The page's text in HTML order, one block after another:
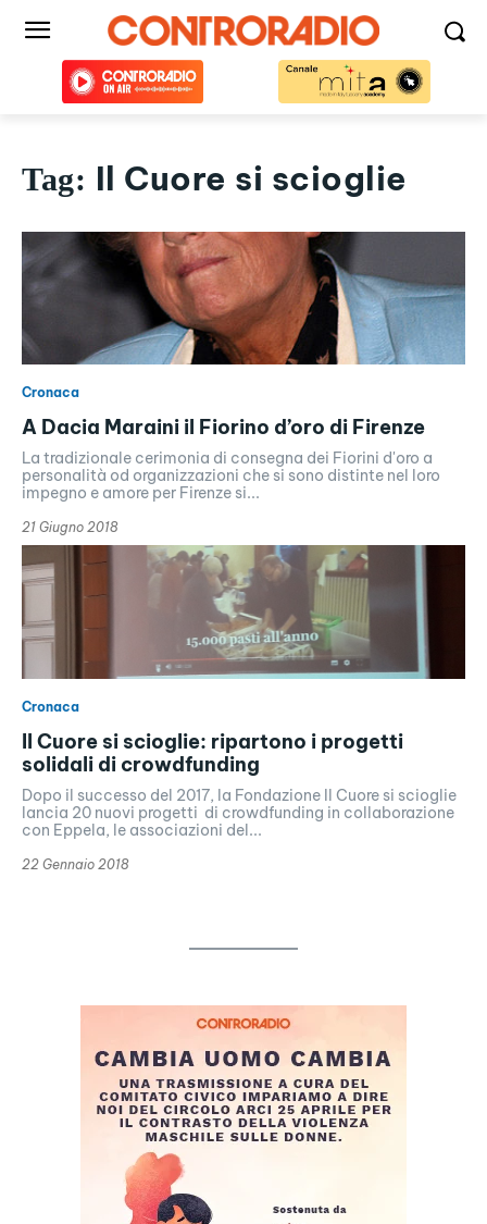
Tag: Il Cuore si scioglie
Cronaca
A Dacia Maraini il Fiorino d’oro di Firenze
La tradizionale cerimonia di consegna dei Fiorini d'oro a
personalità od organizzazioni che si sono distinte nel loro
impegno e amore per Firenze si...
21 Giugno 2018
Cronaca
Il Cuore si scioglie: ripartono i progetti
solidali di crowdfunding
Dopo il successo del 2017, la Fondazione Il Cuore si scioglie
lancia 20 nuovi progetti di crowdfunding in collaborazione
con Eppela, le associazioni del...
22 Gennaio 2018